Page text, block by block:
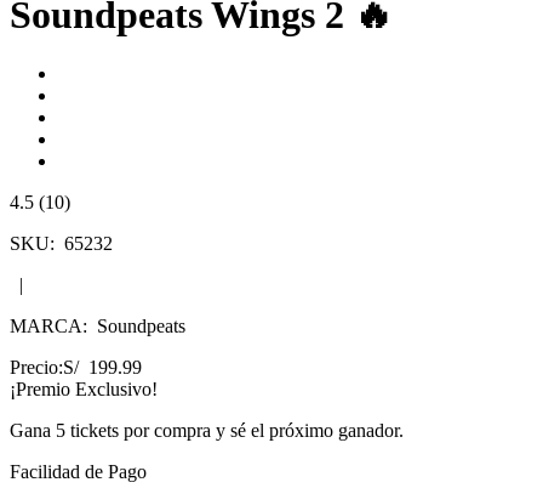
Soundpeats Wings 2 🔥
4.5 (10)
SKU: 65232
|
MARCA: Soundpeats
Precio:S/ 199.99
¡Premio Exclusivo!
Gana 5 tickets por compra y sé el próximo ganador.
Facilidad de Pago